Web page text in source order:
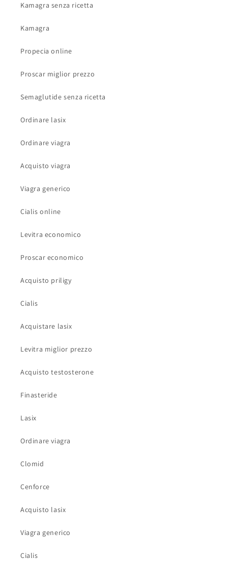
Kamagra senza ricetta
Kamagra
Propecia online
Proscar miglior prezzo
Semaglutide senza ricetta
Ordinare lasix
Ordinare viagra
Acquisto viagra
Viagra generico
Cialis online
Levitra economico
Proscar economico
Acquisto priligy
Cialis
Acquistare lasix
Levitra miglior prezzo
Acquisto testosterone
Finasteride
Lasix
Ordinare viagra
Clomid
Cenforce
Acquisto lasix
Viagra generico
Cialis